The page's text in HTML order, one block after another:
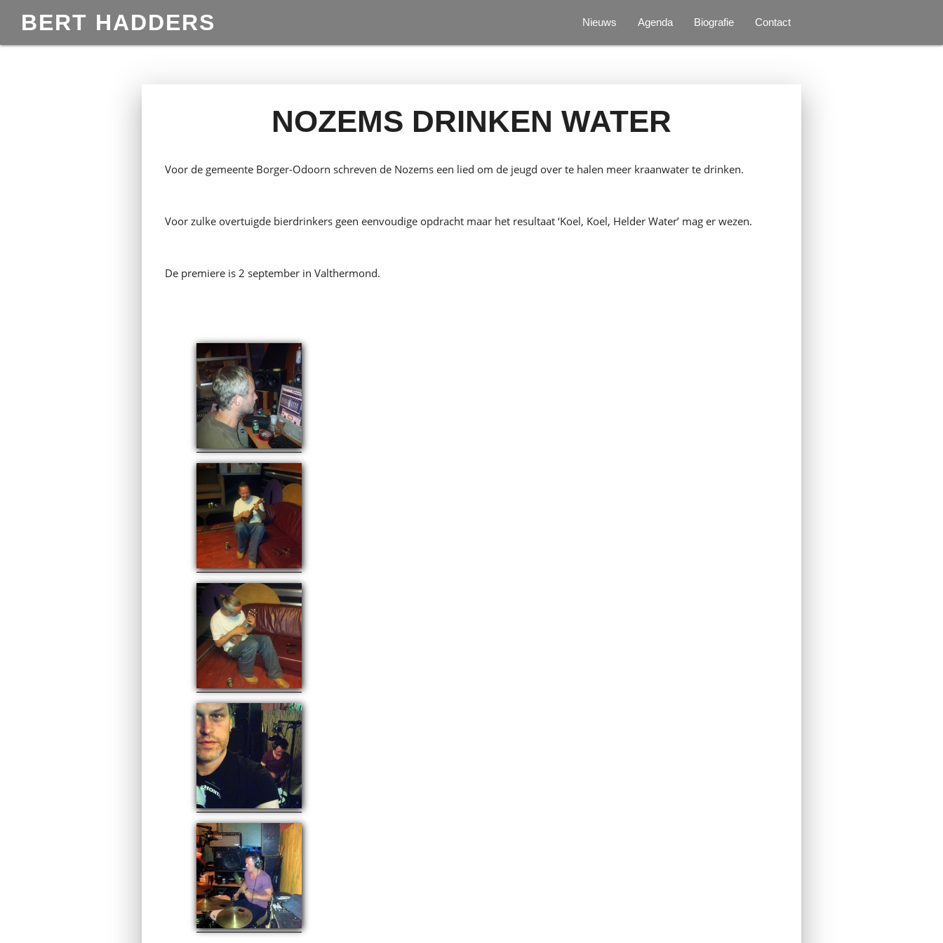
BERT HADDERS Nieuws Agenda Biografie Contact
NOZEMS DRINKEN WATER
Voor de gemeente Borger-Odoorn schreven de Nozems een lied om de jeugd over te halen meer kraanwater te drinken.
Voor zulke overtuigde bierdrinkers geen eenvoudige opdracht maar het resultaat ‘Koel, Koel, Helder Water’ mag er wezen.
De premiere is 2 september in Valthermond.